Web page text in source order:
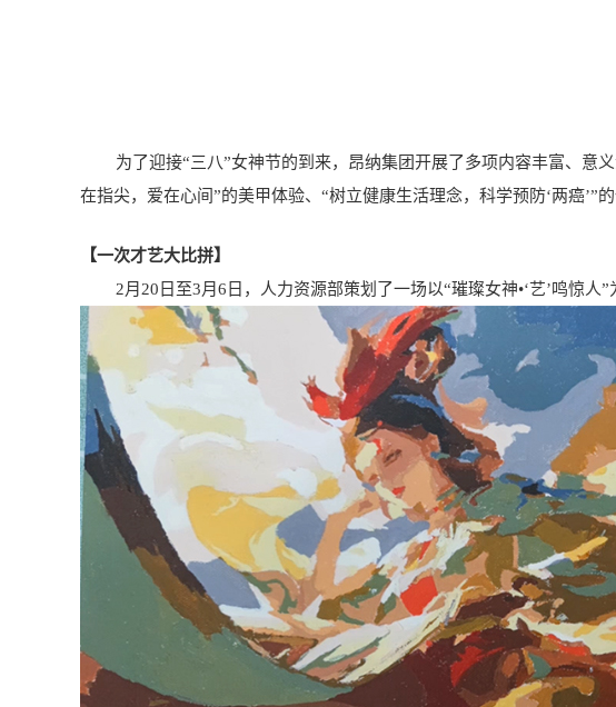
为了迎接“三八”女神节的到来，昂纳集团开展了多项内容丰富、意义
在指尖，爱在心间”的美甲体验、“树立健康生活理念，科学预防‘两癌’”的
【一次才艺大比拼】
2月20日至3月6日，人力资源部策划了一场以“璀璨女神•‘艺’鸣惊人”